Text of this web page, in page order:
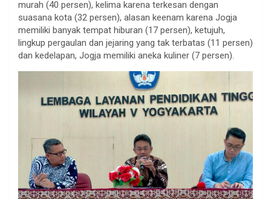
murah (40 persen), kelima karena terkesan dengan
suasana kota (32 persen), alasan keenam karena Jogja
memiliki banyak tempat hiburan (17 persen), ketujuh,
lingkup pergaulan dan jejaring yang tak terbatas (11 persen)
dan kedelapan, Jogja memiliki aneka kuliner (7 persen).